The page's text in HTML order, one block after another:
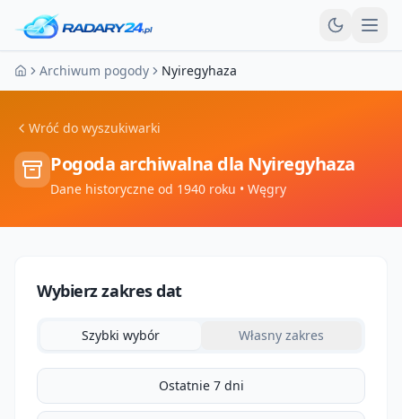
Strona główna
Archiwum pogody Nyiregyhaza
Wróć do wyszukiwarki
Pogoda archiwalna dla Nyiregyhaza
Dane historyczne od 1940 roku • Węgry
Wybierz zakres dat
Szybki wybór Własny zakres
Ostatnie 7 dni